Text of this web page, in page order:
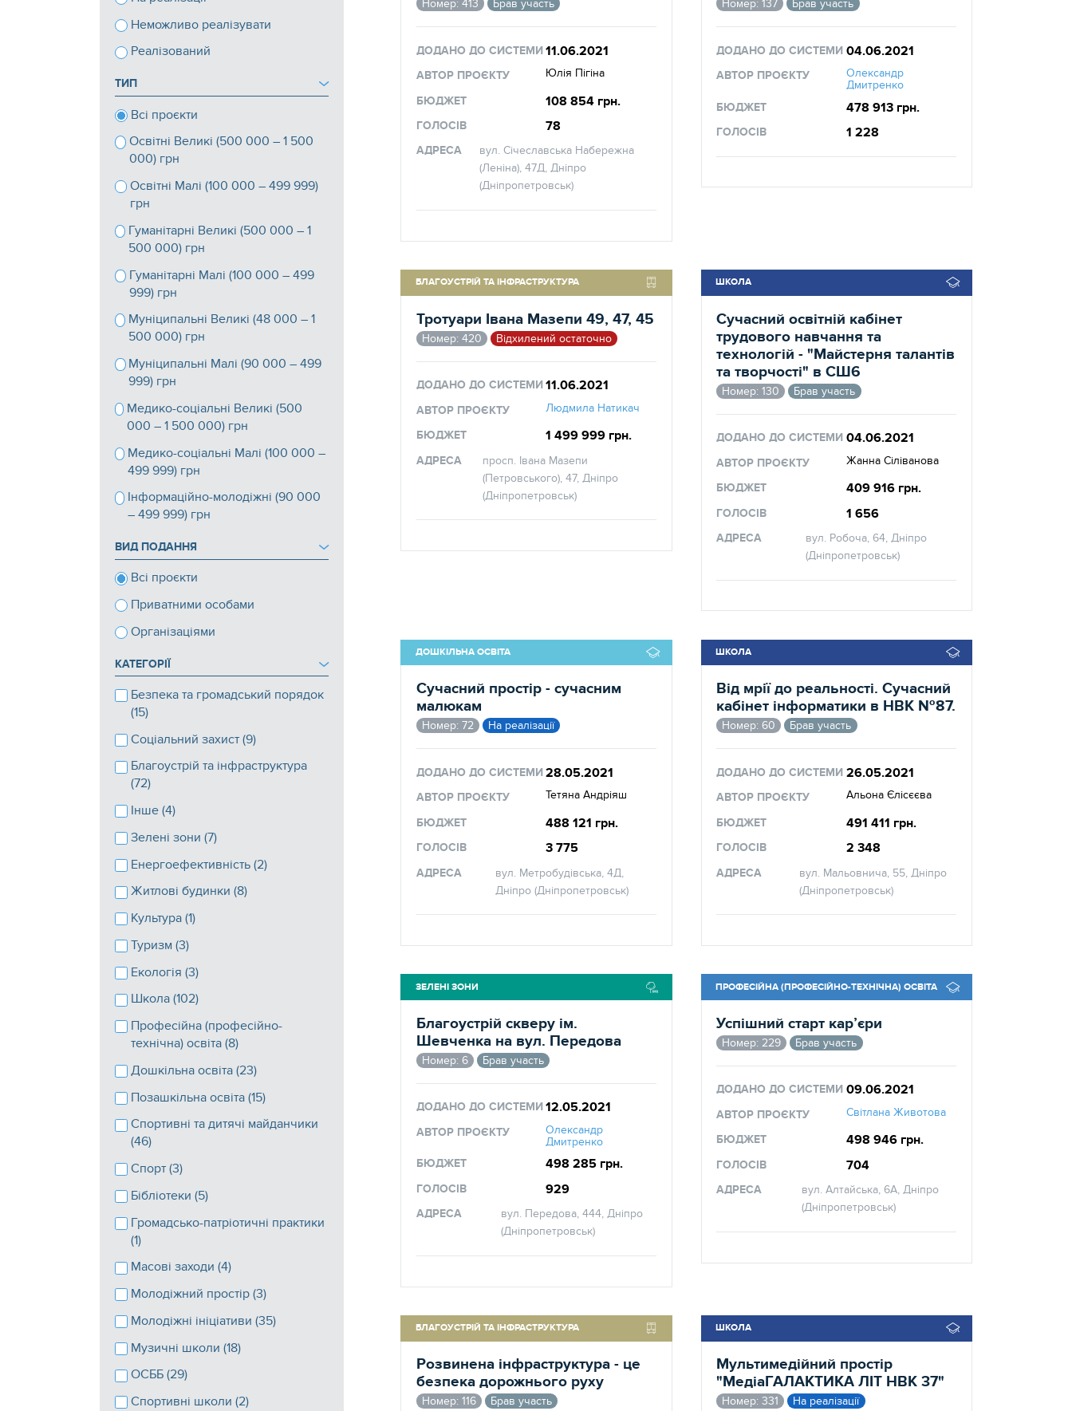
Неможливо реалізувати
Реалізований
ТИП
Всі проєкти
Освітні Великі (500 000 – 1 500
000) грн
Освітні Малі (100 000 – 499 999)
грн
Гуманітарні Великі (500 000 – 1
500 000) грн
Гуманітарні Малі (100 000 – 499
999) грн
Муніципальні Великі (48 000 – 1
500 000) грн
Муніципальні Малі (90 000 – 499
999) грн
Медико-соціальні Великі (500
000 – 1 500 000) грн
Медико-соціальні Малі (100 000 –
499 999) грн
Інформаційно-молодіжні (90 000
– 499 999) грн
ВИД ПОДАННЯ
Всі проєкти
Приватними особами
Організаціями
КАТЕГОРІЇ
Безпека та громадський порядок
(15)
Соціальний захист (9)
Благоустрій та інфраструктура
(72)
Інше (4)
Зелені зони (7)
Енергоефективність (2)
Житлові будинки (8)
Культура (1)
Туризм (3)
Екологія (3)
Школа (102)
Професійна (професійно-
технічна) освіта (8)
Дошкільна освіта (23)
Позашкільна освіта (15)
Спортивні та дитячі майданчики
(46)
Спорт (3)
Бібліотеки (5)
Громадсько-патріотичні практики
(1)
Масові заходи (4)
Молодіжний простір (3)
Молодіжні ініціативи (35)
Музичні школи (18)
ОСББ (29)
Спортивні школи (2)
Номер: 413 Брав участь
ДОДАНО ДО СИСТЕМИ11.06.2021
АВТОР ПРОЄКТУ Юлія Пігіна
БЮДЖЕТ 108 854 грн.
ГОЛОСІВ 78
АДРЕСА
вул. Січеславська Набережна
(Леніна), 47Д, Дніпро
(Дніпропетровськ)
Номер: 137 Брав участь
ДОДАНО ДО СИСТЕМИ 04.06.2021
АВТОР ПРОЄКТУ
Олександр
Дмитренко
БЮДЖЕТ
478 913 грн.
ГОЛОСІВ 1 228
БЛАГОУСТРІЙ ТА ІНФРАСТРУКТУРА
Тротуари Iвана Мазепи 49, 47, 45
Номер: 420 Відхилений остаточно
ДОДАНО ДО СИСТЕМИ11.06.2021
АВТОР ПРОЄКТУ Людмила Натикач
БЮДЖЕТ 1 499 999 грн.
АДРЕСА
просп. Івана Мазепи
(Петровського), 47, Дніпро
(Дніпропетровськ)
ШКОЛА
Сучасний освітній кабінет
трудового навчання та
технологій - "Майстерня талантів
та творчості" в СШ6
Номер: 130 Брав участь
ДОДАНО ДО СИСТЕМИ 04.06.2021
АВТОР ПРОЄКТУ Жанна Сіліванова
БЮДЖЕТ 409 916 грн.
ГОЛОСІВ 1 656
АДРЕСА
вул. Робоча, 64, Дніпро
(Дніпропетровськ)
ДОШКІЛЬНА ОСВІТА
Сучасний простір - сучасним
малюкам
Номер: 72 На реалізації
ДОДАНО ДО СИСТЕМИ28.05.2021
АВТОР ПРОЄКТУ Тетяна Андріяш
БЮДЖЕТ 488 121 грн.
ГОЛОСІВ 3 775
АДРЕСА
вул. Метробудівська, 4Д,
Дніпро (Дніпропетровськ)
ШКОЛА
Від мрії до реальності. Сучасний
кабінет інформатики в НВК №87.
Номер: 60 Брав участь
ДОДАНО ДО СИСТЕМИ 26.05.2021
АВТОР ПРОЄКТУ Альона Єлісєєва
БЮДЖЕТ 491 411 грн.
ГОЛОСІВ 2 348
АДРЕСА
вул. Мальовнича, 55, Дніпро
(Дніпропетровськ)
ЗЕЛЕНІ ЗОНИ
Благоустрій скверу ім.
Шевченка на вул. Передова
Номер: 6 Брав участь
ДОДАНО ДО СИСТЕМИ12.05.2021
АВТОР ПРОЄКТУ
Олександр
Дмитренко
БЮДЖЕТ
498 285 грн.
ГОЛОСІВ 929
АДРЕСА
вул. Передова, 444, Дніпро
(Дніпропетровськ)
ПРОФЕСІЙНА (ПРОФЕСІЙНО-ТЕХНІЧНА) ОСВІТА
Успішний старт кар’єри
Номер: 229 Брав участь
ДОДАНО ДО СИСТЕМИ 09.06.2021
АВТОР ПРОЄКТУ Світлана Животова
БЮДЖЕТ 498 946 грн.
ГОЛОСІВ 704
АДРЕСА
вул. Алтайська, 6А, Дніпро
(Дніпропетровськ)
БЛАГОУСТРІЙ ТА ІНФРАСТРУКТУРА
Розвинена інфраструктура - це
безпека дорожнього руху
Номер: 116 Брав участь
ШКОЛА
Мультимедійний простір
"МедіаГАЛАКТИКА ЛІТ НВК 37"
Номер: 331 На реалізації